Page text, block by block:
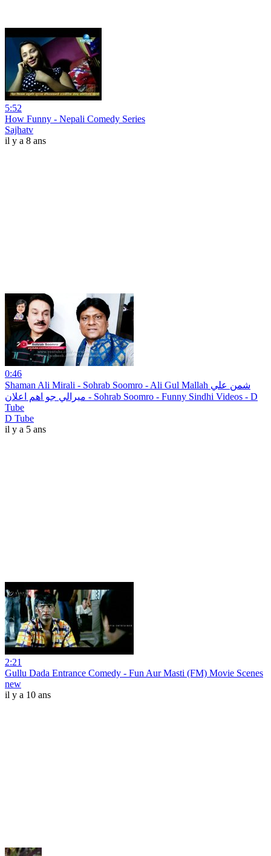
5:52
How Funny - Nepali Comedy Series
Sajhatv
il y a 8 ans
0:46
Shaman Ali Mirali - Sohrab Soomro - Ali Gul Mallah شمن علي
ميرالي جو اهم اعلان - Sohrab Soomro - Funny Sindhi Videos - D
Tube
D Tube
il y a 5 ans
2:21
Gullu Dada Entrance Comedy - Fun Aur Masti (FM) Movie Scenes
new
il y a 10 ans